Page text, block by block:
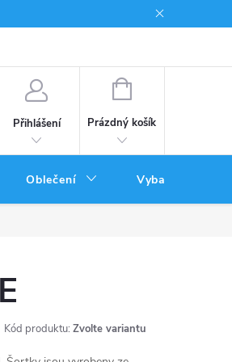
Přihlášení
NÁKUPNÍ
Prázdný košík
Oblečení Vybavení
Kód produktu: Zvolte variantu